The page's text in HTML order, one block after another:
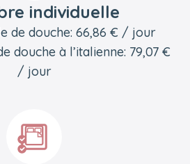
individuelle
de douche: 66,86 € / jour
douche à l’italienne: 79,07 €
/ jour